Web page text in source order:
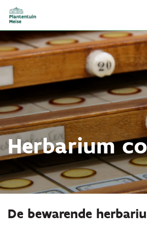
Herbarium
De bewarende